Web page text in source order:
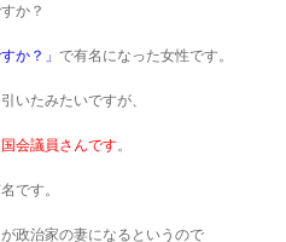
か？
か？」 で有名になった女性です。
いたみたいですが、
会議員さんです。
です。
政治家の妻になるというので